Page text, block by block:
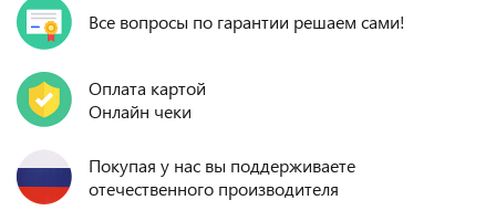
Все вопросы по гарантии решаем сами!
Оплата картой
Онлайн чеки
Покупая у нас вы поддерживаете
отечественного производителя